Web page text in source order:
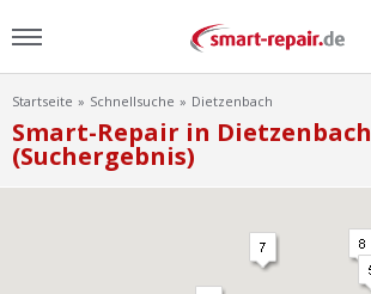
Menu
Home
Startseite Schnellsuche Dietzenbach
Smart-Repair in Dietzenbach
(Suchergebnis)